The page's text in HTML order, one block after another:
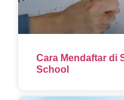
Cara Mendaftar di
School